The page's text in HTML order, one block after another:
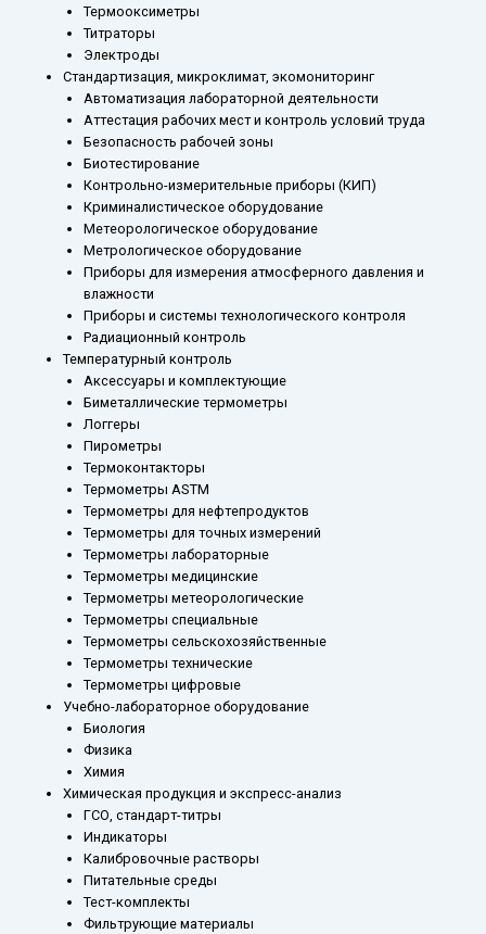
Термооксиметры
Титраторы
Электроды
Стандартизация, микроклимат, экомониторинг
Автоматизация лабораторной деятельности
Аттестация рабочих мест и контроль условий труда
Безопасность рабочей зоны
Биотестирование
Контрольно-измерительные приборы (КИП)
Криминалистическое оборудование
Метеорологическое оборудование
Метрологическое оборудование
Приборы для измерения атмосферного давления и
влажности
Приборы и системы технологического контроля
Радиационный контроль
Температурный контроль
Аксессуары и комплектующие
Биметаллические термометры
Логгеры
Пирометры
Термоконтакторы
Термометры ASTM
Термометры для нефтепродуктов
Термометры для точных измерений
Термометры лабораторные
Термометры медицинские
Термометры метеорологические
Термометры специальные
Термометры сельскохозяйственные
Термометры технические
Термометры цифровые
Учебно-лабораторное оборудование
Биология
Физика
Химия
Химическая продукция и экспресс-анализ
ГСО, стандарт-титры
Индикаторы
Калибровочные растворы
Питательные среды
Тест-комплекты
Фильтрующие материалы